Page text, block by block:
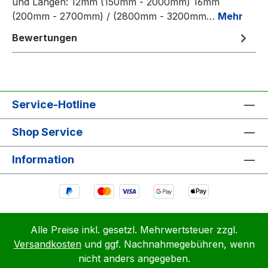
(200mm - 2700mm) / (2800mm - 3200mm… Mehr
Bewertungen
Service-Hotline
Shop Service
Information
Alle Preise inkl. gesetzl. Mehrwertsteuer zzgl.
Versandkostenund ggf. Nachnahmegebühren, wenn
nicht anders angegeben.